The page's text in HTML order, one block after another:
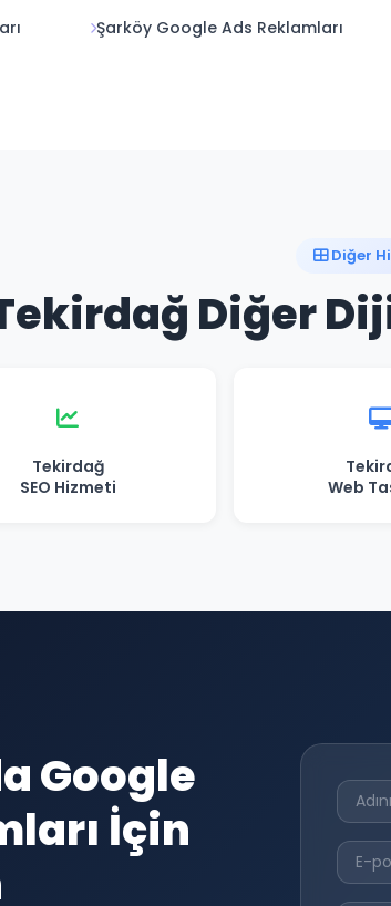
Şarköy Google Ads Reklamları
Diğer
Diğer
Tekirdağ
SEO Hizmeti
Web
Google
İçin